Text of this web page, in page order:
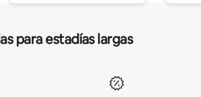
para estadías largas